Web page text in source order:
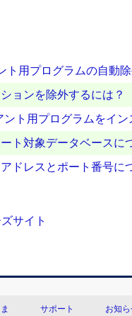
ト用プログラムの自動
ョンを除外するには？
ト用プログラムをイ
ト対象データベースに
ドレスとポート番号に
サポート お知